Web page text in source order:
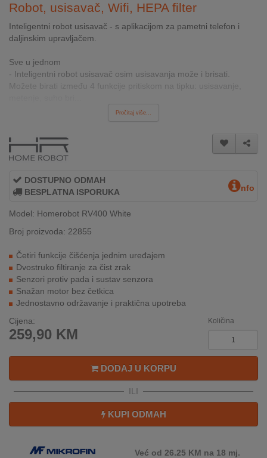
INTERNO
NALOG
AKCIJE
NOVO
U
PONUDI
KONTAKT
KUPOVINA
NA
REKLAMACIJA
I
SERVIS
O
NAMA
KATALOZI
KUPOVINA
INOSTRANSTVA
Robot, usisavač, Wifi, HEPA filter
Inteligentni robot usisavač - s aplikacijom za pametni telefon i
daljinskim upravljačem.
Sve u jednom
- Inteligentni robot usisavač osim usisavanja može i brisati.
Možete birati između 4 funkcije pritiskom na tipku: usisavanje,
Pročitaj više...
DOSTUPNO ODMAH
BESPLATNA ISPORUKA
nfo
Model: Homerobot RV400 White
Broj proizvoda: 22855
Četiri funkcije čišćenja jednim uređajem
Dvostruko filtiranje za čist zrak
Senzori protiv pada i sustav senzora
Snažan motor bez četkica
Jednostavno održavanje i praktična upotreba
Cijena:
259,90 KM
Količina
DODAJ U KORPU
ILI
KUPI ODMAH
Već od 26.25 KM na 18 mj.